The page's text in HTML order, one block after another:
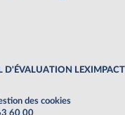
D'ÉVALUATION LEXIMPACT
des cookies
60 00